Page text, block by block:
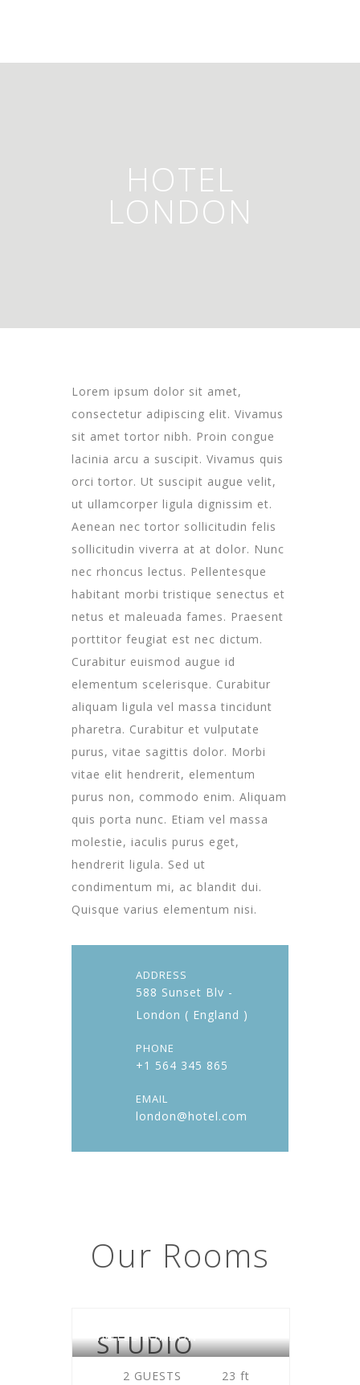
HOTEL
LONDON
Lorem ipsum dolor sit amet,
consectetur adipiscing elit. Vivamus
sit amet tortor nibh. Proin congue
lacinia arcu a suscipit. Vivamus quis
orci tortor. Ut suscipit augue velit,
ut ullamcorper ligula dignissim et.
Aenean nec tortor sollicitudin felis
sollicitudin viverra at at dolor. Nunc
nec rhoncus lectus. Pellentesque
habitant morbi tristique senectus et
netus et maleuada fames. Praesent
porttitor feugiat est nec dictum.
Curabitur euismod augue id
elementum scelerisque. Curabitur
aliquam ligula vel massa tincidunt
pharetra. Curabitur et vulputate
purus, vitae sagittis dolor. Morbi
vitae elit hendrerit, elementum
purus non, commodo enim. Aliquam
quis porta nunc. Etiam vel massa
molestie, iaculis purus eget,
hendrerit ligula. Sed ut
condimentum mi, ac blandit dui.
Quisque varius elementum nisi.
ADDRESS
588 Sunset Blv -
London ( England )
PHONE
+1 564 345 865
EMAIL
london@hotel.com
Our Rooms
HOTEL LONDON
STUDIO
2 GUESTS 23 ft